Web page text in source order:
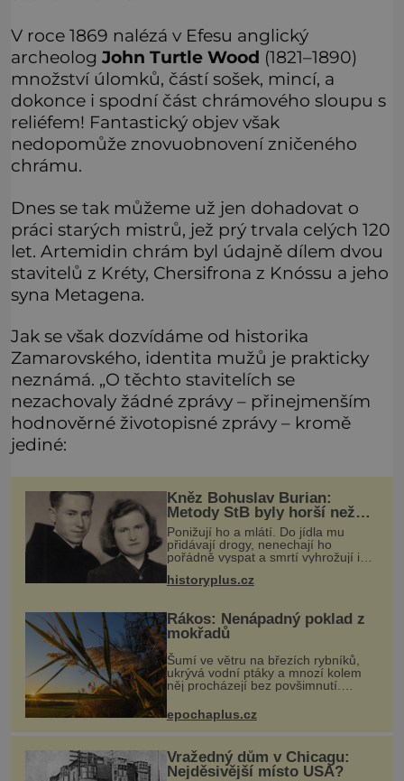
V roce 1869 nalézá v Efesu anglický
archeolog John Turtle Wood (1821–1890)
množství úlomků, částí sošek, mincí, a
dokonce i spodní část chrámového sloupu s
reliéfem! Fantastický objev však
nedopomůže znovuobnovení zničeného
chrámu.
Dnes se tak můžeme už jen dohadovat o
práci starých mistrů, jež prý trvala celých 120
let. Artemidin chrám byl údajně dílem dvou
stavitelů z Kréty, Chersifrona z Knóssu a jeho
syna Metagena.
Jak se však dozvídáme od historika
Zamarovského, identita mužů je prakticky
neznámá. „O těchto stavitelích se
nezachovaly žádné zprávy – přinejmenším
hodnověrné životopisné zprávy – kromě
jediné:
Kněz Bohuslav Burian:
Metody StB byly horší než
gestapácké trýznění
Ponižují ho a mlátí. Do jídla mu
přidávají drogy, nenechají ho
pořádně vyspat a smrtí vyhrožují i
jeho nejbližším. Burian kruté týrání
nevydrží a estébákům podepíše
historyplus.cz
Rákos: Nenápadný poklad z
mokřadů
Šumí ve větru na březích rybníků,
ukrývá vodní ptáky a mnozí kolem
něj procházejí bez povšimnutí.
Přesto právě rákos pomáhal stavět
domy, vyrábět lodě, zapisovat první
texty a inspiroval řadu pověstí.
epochaplus.cz
Vražedný dům v Chicagu:
Nejděsivější místo USA?